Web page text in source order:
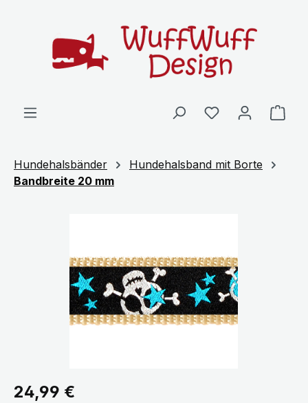
Hundehalsbänder
Hundehalsband mit Borte
Bandbreite 20 mm
Regulärer Preis:
24,99 €